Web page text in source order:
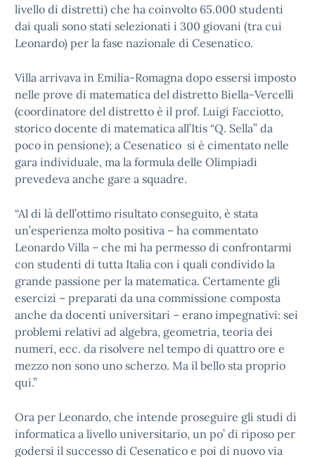
livello di distretti) che ha coinvolto 65.000 studenti
dai quali sono stati selezionati i 300 giovani (tra cui
Leonardo) per la fase nazionale di Cesenatico.
Villa arrivava in Emilia-Romagna dopo essersi imposto
nelle prove di matematica del distretto Biella-Vercelli
(coordinatore del distretto è il prof. Luigi Facciotto,
storico docente di matematica all’Itis “Q. Sella” da
poco in pensione); a Cesenatico si è cimentato nelle
gara individuale, ma la formula delle Olimpiadi
prevedeva anche gare a squadre.
“Al di là dell’ottimo risultato conseguito, è stata
un’esperienza molto positiva – ha commentato
Leonardo Villa – che mi ha permesso di confrontarmi
con studenti di tutta Italia con i quali condivido la
grande passione per la matematica. Certamente gli
esercizi – preparati da una commissione composta
anche da docenti universitari – erano impegnativi: sei
problemi relativi ad algebra, geometria, teoria dei
numeri, ecc. da risolvere nel tempo di quattro ore e
mezzo non sono uno scherzo. Ma il bello sta proprio
qui.”
Ora per Leonardo, che intende proseguire gli studi di
informatica a livello universitario, un po’ di riposo per
godersi il successo di Cesenatico e poi di nuovo via